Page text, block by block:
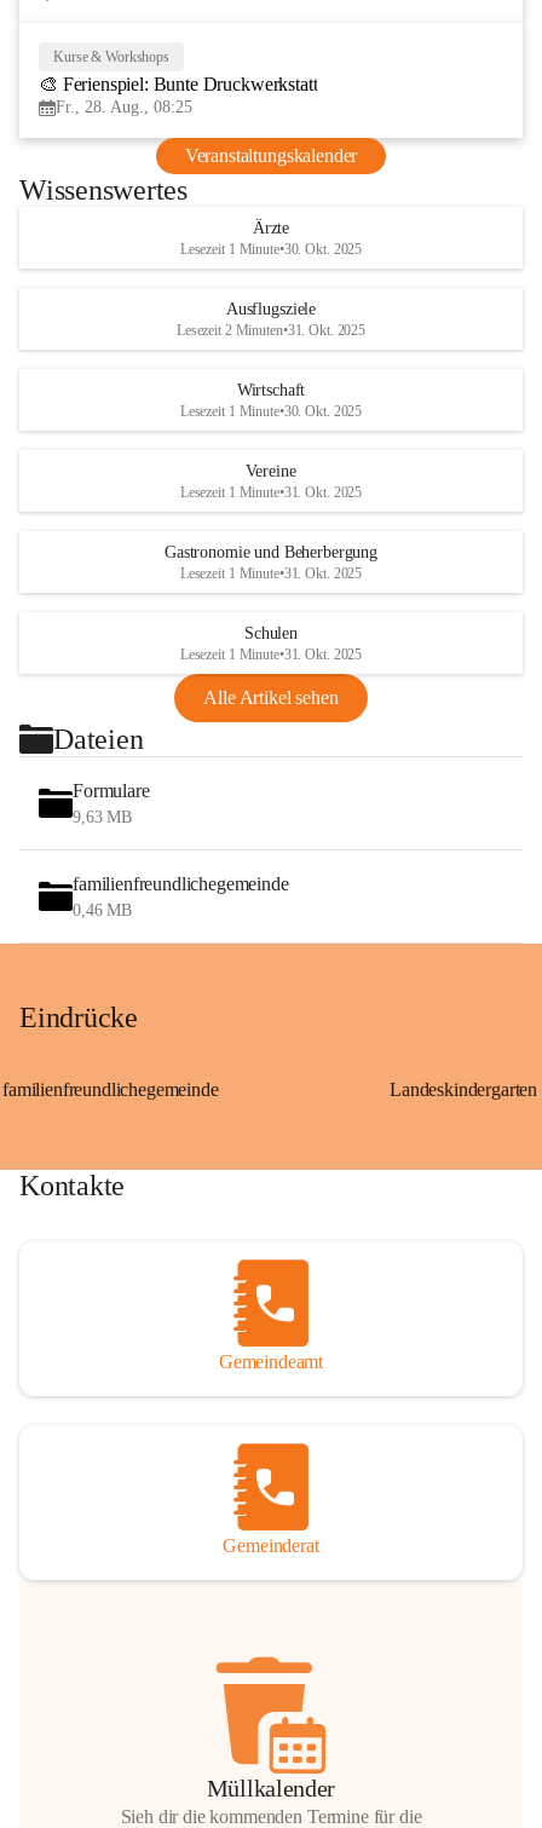
Kurse & Workshops
🎨 Ferienspiel: Bunte Druckwerkstatt
Fr., 28. Aug., 08:25
Veranstaltungskalender
Wissenswertes
Ärzte
Lesezeit 1 Minute•30. Okt. 2025
Ausflugsziele
Lesezeit 2 Minuten•31. Okt. 2025
Wirtschaft
Lesezeit 1 Minute•30. Okt. 2025
Vereine
Lesezeit 1 Minute•31. Okt. 2025
Gastronomie und Beherbergung
Lesezeit 1 Minute•31. Okt. 2025
Schulen
Lesezeit 1 Minute•31. Okt. 2025
Alle Artikel sehen
Dateien
Formulare
9,63 MB
familienfreundlichegemeinde
0,46 MB
Eindrücke
familienfreundlichegemeinde
Kontakte
Gemeindeamt
Gemeinderat
Müllkalender
Sieh dir die kommenden Termine für die